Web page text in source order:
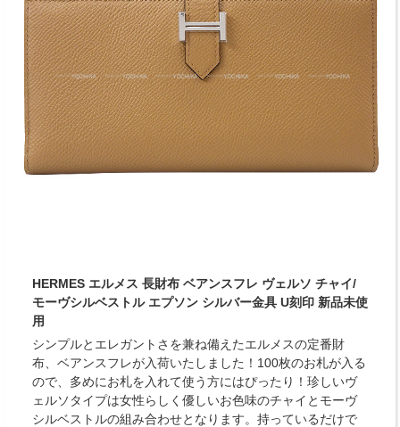
HERMES エルメス 長財布 ベアンスフレ ヴェルソ チャイ/
モーヴシルベストル エプソン シルバー金具 U刻印 新品未使
用
シンプルとエレガントさを兼ね備えたエルメスの定番財
布、ベアンスフレが入荷いたしました！100枚のお札が入る
ので、多めにお札を入れて使う方にはぴったり！珍しいヴ
ェルソタイプは女性らしく優しいお色味のチャイとモーヴ
シルベストルの組み合わせとなります。持っているだけで